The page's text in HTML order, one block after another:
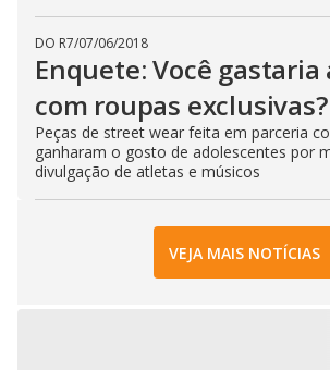
DO R7/07/06/2018
Enquete: Você
com roupas exclusivas?
Peças de street wear feita em parceria
ganharam o gosto de adolescentes por
divulgação de atletas e músicos
VEJA MAIS NOTÍCIAS